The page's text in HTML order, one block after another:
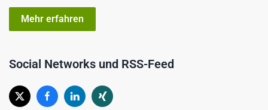
Mehr erfahren
Social Networks und RSS-Feed